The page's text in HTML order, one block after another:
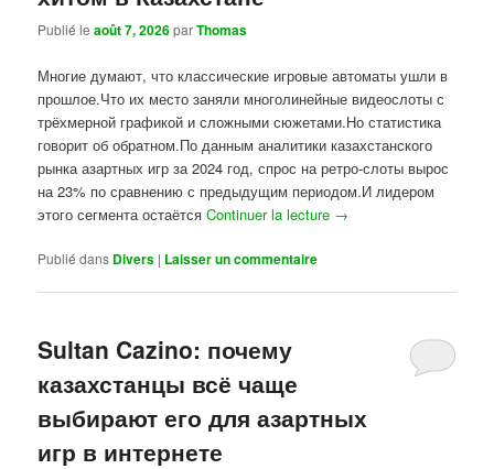
Publié leaoût 7, 2026parThomas
Многие думают, что классические игровые автоматы ушли в
прошлое.Что их место заняли многолинейные видеослоты с
трёхмерной графикой и сложными сюжетами.Но статистика
говорит об обратном.По данным аналитики казахстанского
рынка азартных игр за 2024 год, спрос на ретро-слоты вырос
на 23% по сравнению с предыдущим периодом.И лидером
этого сегмента остаётсяContinuer la lecture →
Publié dans Divers | Laisser un commentaire
Sultan Cazino: почему
казахстанцы всё чаще
выбирают его для азартных
игр в интернете